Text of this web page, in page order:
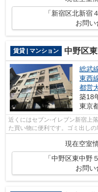
「新宿区北新宿
お問い
賃貸 | マンション 中野区
総武
東西
都営
築18
東京
近くにはセブン-イレブン新宿上
た買い物に便利です。ゴミ出し
る物件です。3駅利用できる場所
現在空室
「中野区東中野
お問い